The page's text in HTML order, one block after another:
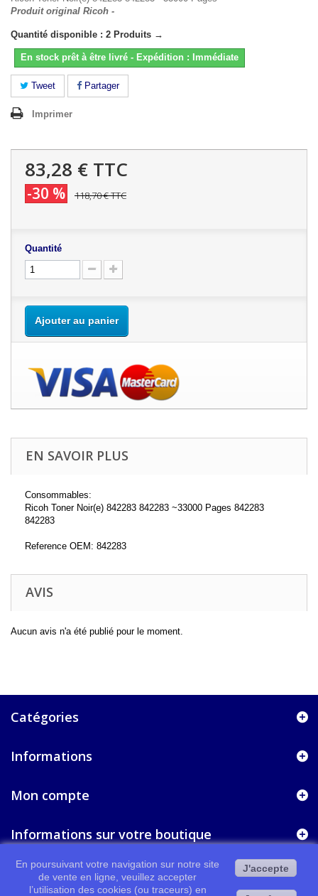
Produit original Ricoh -
Quantité disponible : 2 Produits →
En stock prêt à être livré - Expédition : Immédiate
Tweet Partager
Imprimer
83,28 € TTC
-30 % 118,70 €TTC
Quantité
Ajouter au panier
EN SAVOIR PLUS
Consommables:
Ricoh Toner Noir(e) 842283 842283 ~33000 Pages 842283
842283
Reference OEM: 842283
AVIS
Aucun avis n'a été publié pour le moment.
Catégories
Informations
Mon compte
Informations sur votre boutique
En poursuivant votre navigation sur notre site
de vente en ligne, veuillez accepter
l’utilisation des cookies (ou traceurs) en
J'accepte